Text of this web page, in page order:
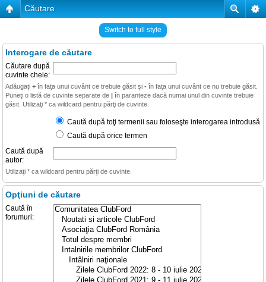
Căutare
Switch to full style
Interogare de căutare
Căutare după
cuvinte cheie:
Adăugaţi + în faţa unui cuvânt ce trebuie găsit şi - în faţa unui cuvânt ce nu trebuie găsit.
Puneţi o listă de cuvinte separate de | în paranteze dacă numai unul din cuvinte trebuie
găsit. Utilizaţi * ca wildcard pentru părţi de cuvinte.
Caută după toţi termenii sau foloseşte interogarea introdusă
Caută după orice termen
Caută după
autor:
Utilizaţi * ca wildcard pentru părţi de cuvinte.
Opţiuni de căutare
Caută în
forumuri: